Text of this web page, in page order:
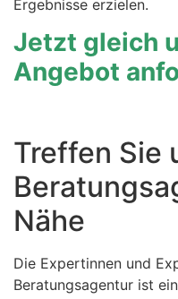
Ergebnisse erzielen.
Jetzt gleich
Angebot
Treffen Sie
Nähe
Die Expertinnen und
Beratungsagentur ist